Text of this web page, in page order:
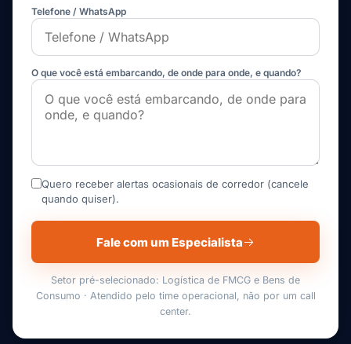
Telefone / WhatsApp
O que você está embarcando, de onde para onde, e quando?
Quero receber alertas ocasionais de corredor (cancele
quando quiser).
Fale com um Especialista
Setor pré-selecionado: Logística de FMCG e Bens de
Consumo · Atendido pelo time operacional, não por um call
center.